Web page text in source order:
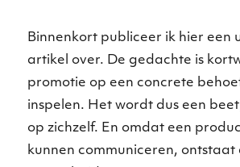
Binnenkort publiceer ik hier een
artikel over. De gedachte is
promotie op een concrete
inspelen. Het wordt dus een
op zichzelf. En omdat een
kunnen communiceren, ontstaat